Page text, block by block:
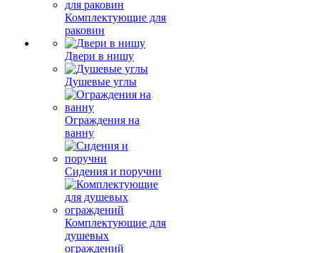
Комплектующие для
раковин
Двери в нишу
Душевые углы
Ограждения на
ванну
Сидения и поручни
Комплектующие для
душевых
ограждений